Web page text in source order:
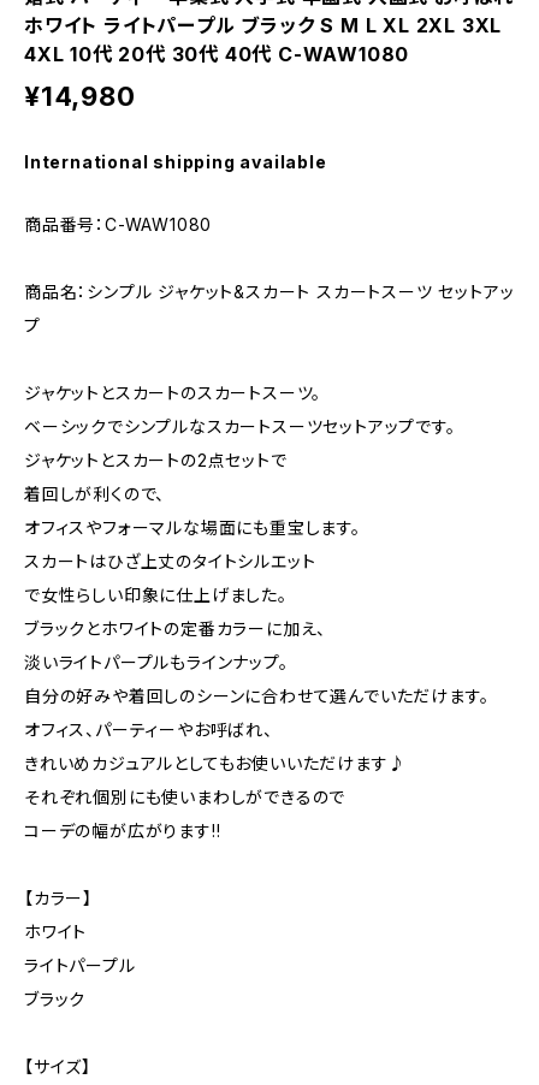
ホワイト ライトパープル ブラック S M L XL 2XL 3XL
4XL 10代 20代 30代 40代 C-WAW1080
¥14,980
International shipping available
商品番号：C-WAW1080
商品名：シンプル ジャケット&スカート スカートスーツ セットアッ
プ
ジャケットとスカートのスカートスーツ。
ベーシックでシンプルなスカートスーツセットアップです。
ジャケットとスカートの2点セットで
着回しが利くので、
オフィスやフォーマルな場面にも重宝します。
スカートはひざ上丈のタイトシルエット
で女性らしい印象に仕上げました。
ブラックとホワイトの定番カラーに加え、
淡いライトパープルもラインナップ。
自分の好みや着回しのシーンに合わせて選んでいただけます。
オフィス、パーティーやお呼ばれ、
きれいめカジュアルとしてもお使いいただけます♪
それぞれ個別にも使いまわしができるので
コーデの幅が広がります!!
【カラー】
ホワイト
ライトパープル
ブラック
【サイズ】